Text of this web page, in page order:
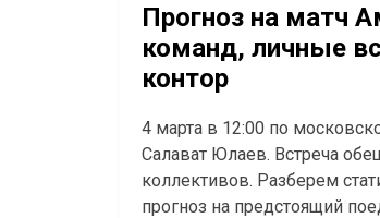
Прогноз на матч
команд, личные
контор
4 марта в 12:00 по
Салават Юлаев. Встреча
коллективов. Разберем
прогноз на предстоящий